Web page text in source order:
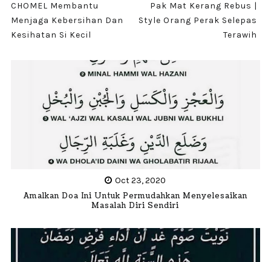
CHOMEL Membantu
Menjaga Kebersihan Dan
Kesihatan Si Kecil
Pak Mat Kerang Rebus |
Style Orang Perak Selepas
Terawih
Oct 23, 2020
Amalkan Doa Ini Untuk Permudahkan Menyelesaikan
Masalah Diri Sendiri